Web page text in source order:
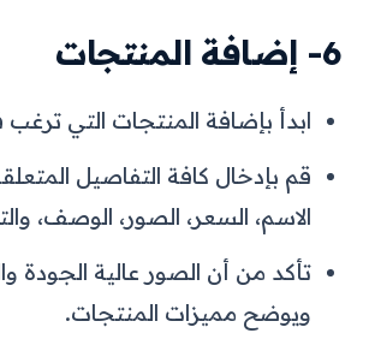
6- إضافة المنتجات
ابدأ بإضافة المنتجات التي
قم بإدخال كافة التفاصيل
الاسم، السعر، الصور، الوصف،
تأكد من أن الصور عالية
ويوضح مميزات المنتجات.